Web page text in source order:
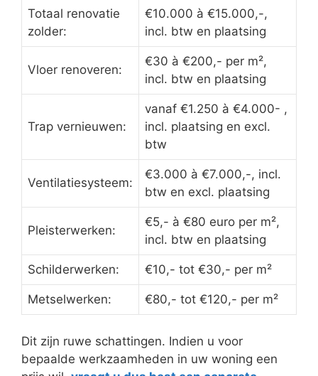
Totaal renovatie
zolder:
€10.000 à €15.000,-,
incl. btw en plaatsing
Vloer renoveren:
€30 à €200,- per m²,
incl. btw en plaatsing
Trap vernieuwen:
vanaf €1.250 à €4.000- ,
incl. plaatsing en excl.
btw
Ventilatiesysteem:
€3.000 à €7.000,-, incl.
btw en excl. plaatsing
Pleisterwerken:
€5,- à €80 euro per m²,
incl. btw en plaatsing
Schilderwerken: €10,- tot €30,- per m²
Metselwerken: €80,- tot €120,- per m²
Dit zijn ruwe schattingen. Indien u voor
bepaalde werkzaamheden in uw woning een